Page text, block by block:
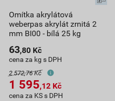
Omítka akrylátová
weberpas akrylát zrnitá 2
mm BI00 - bílá 25 kg
63,80 Kč
cena za kg s DPH
2 572,76 Kč
1 595,12 Kč
cena za KS s DPH